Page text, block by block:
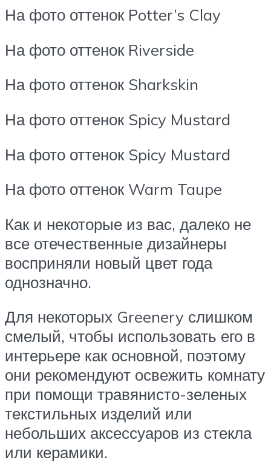
На фото оттенок Potter’s Clay
На фото оттенок Riverside
На фото оттенок Sharkskin
На фото оттенок Spicy Mustard
На фото оттенок Spicy Mustard
На фото оттенок Warm Taupe
Как и некоторые из вас, далеко не
все отечественные дизайнеры
восприняли новый цвет года
однозначно.
Для некоторых Greenery слишком
смелый, чтобы использовать его в
интерьере как основной, поэтому
они рекомендуют освежить комнату
при помощи травянисто-зеленых
текстильных изделий или
небольших аксессуаров из стекла
или керамики.